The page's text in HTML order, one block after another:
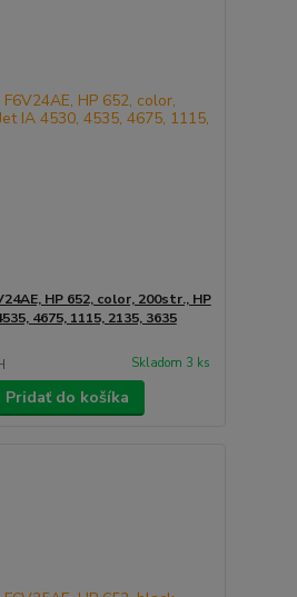
HP 652, color, 200str., HP
4675, 1115, 2135, 3635
Skladom 3 ks
Pridať do košíka